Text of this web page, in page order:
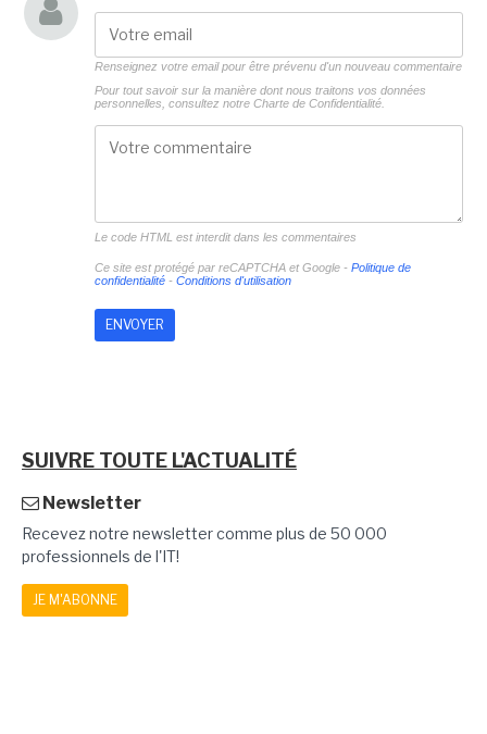
Renseignez votre email pour être prévenu d'un nouveau commentaire
Pour tout savoir sur la manière dont nous traitons vos données
personnelles, consultez notre Charte de Confidentialité.
Le code HTML est interdit dans les commentaires
Ce site est protégé par reCAPTCHA et Google - Politique de
confidentialité- Conditions d'utilisation
SUIVRE TOUTE L'ACTUALITÉ
Newsletter
Recevez notre newsletter comme plus de 50 000
professionnels de l'IT!
JE M'ABONNE